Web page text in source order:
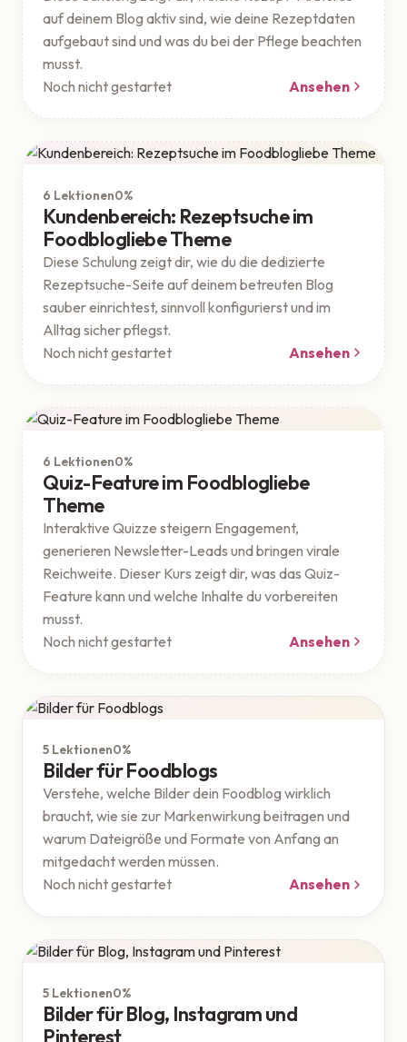
auf deinem Blog aktiv sind, wie deine Rezeptdaten
aufgebaut sind und was du bei der Pflege beachten
musst.
Noch nicht gestartet
Ansehen
6 Lektionen0%
Kundenbereich: Rezeptsuche im
Foodblogliebe Theme
Diese Schulung zeigt dir, wie du die dedizierte
Rezeptsuche-Seite auf deinem betreuten Blog
sauber einrichtest, sinnvoll konfigurierst und im
Alltag sicher pflegst.
Noch nicht gestartet
Ansehen
6 Lektionen0%
Quiz-Feature im Foodblogliebe
Theme
Interaktive Quizze steigern Engagement,
generieren Newsletter-Leads und bringen virale
Reichweite. Dieser Kurs zeigt dir, was das Quiz-
Feature kann und welche Inhalte du vorbereiten
musst.
Noch nicht gestartet
Ansehen
5 Lektionen0%
Bilder für Foodblogs
Verstehe, welche Bilder dein Foodblog wirklich
braucht, wie sie zur Markenwirkung beitragen und
warum Dateigröße und Formate von Anfang an
mitgedacht werden müssen.
Noch nicht gestartet
Ansehen
5 Lektionen0%
Bilder für Blog, Instagram und
Pinterest